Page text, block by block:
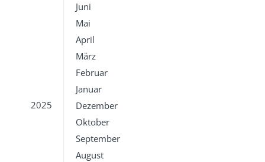
Juni
Mai
April
März
Februar
Januar
2025
Dezember
Oktober
September
August